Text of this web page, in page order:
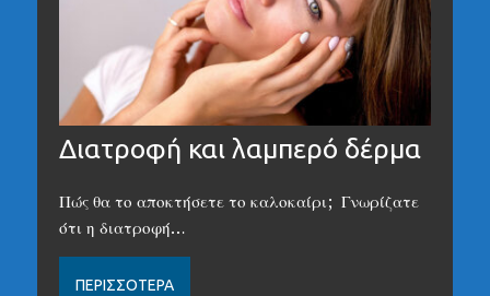
Διατροφή και λαμπερό δέρμα
Πώς θα το αποκτήσετε το καλοκαίρι; Γνωρίζατε
ότι η διατροφή…
ΠΕΡΙΣΣΌΤΕΡΑ